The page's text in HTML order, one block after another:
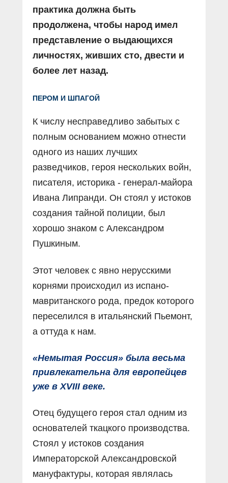
практика должна быть
продолжена, чтобы народ имел
представление о выдающихся
личностях, живших сто, двести и
более лет назад.
ПЕРОМ И ШПАГОЙ
К числу несправедливо забытых с
полным основанием можно отнести
одного из наших лучших
разведчиков, героя нескольких войн,
писателя, историка - генерал-майора
Ивана Липранди. Он стоял у истоков
создания тайной полиции, был
хорошо знаком с Александром
Пушкиным.
Этот человек с явно нерусскими
корнями происходил из испано-
мавританского рода, предок которого
переселился в итальянский Пьемонт,
а оттуда к нам.
«Немытая Россия» была весьма
привлекательна для европейцев
уже в XVIII веке.
Отец будущего героя стал одним из
основателей ткацкого производства.
Стоял у истоков создания
Императорской Александровской
мануфактуры, которая являлась